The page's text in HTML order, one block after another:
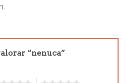
“nenuca”